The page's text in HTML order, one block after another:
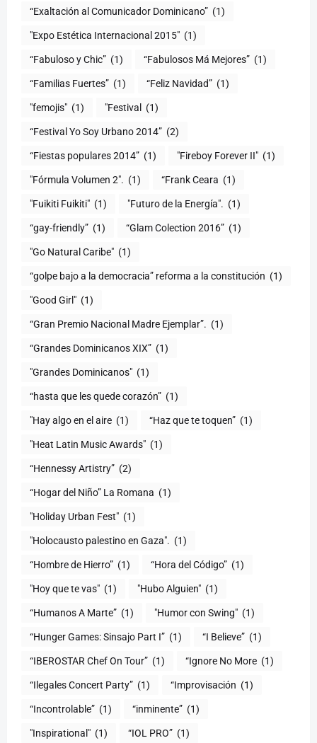
“Exaltación al Comunicador Dominicano” (1)
"Expo Estética Internacional 2015" (1)
“Fabuloso y Chic” (1) “Fabulosos Má Mejores” (1)
“Familias Fuertes” (1) “Feliz Navidad” (1)
"femojis" (1) "Festival (1)
“Festival Yo Soy Urbano 2014” (2)
“Fiestas populares 2014” (1) "Fireboy Forever II" (1)
"Fórmula Volumen 2". (1) “Frank Ceara (1)
"Fuikiti Fuikiti" (1) "Futuro de la Energía". (1)
“gay-friendly” (1) “Glam Colection 2016” (1)
"Go Natural Caribe" (1)
“golpe bajo a la democracia” reforma a la constitución (1)
"Good Girl" (1)
“Gran Premio Nacional Madre Ejemplar”. (1)
“Grandes Dominicanos XIX” (1)
"Grandes Dominicanos" (1)
(1)
"Hay algo en el aire (1) “Haz que te toquen” (1)
"Heat Latin Music Awards" (1)
“Hennessy Artistry” (2)
“Hogar del Niño” La Romana (1)
(1)
"Holocausto palestino en Gaza". (1)
“Hombre de Hierro” (1) (1)
"Hoy que te vas" (1) "Hubo Alguien" (1)
“Humanos A Marte” (1) "Humor con Swing" (1)
(1) “I Believe” (1)
“IBEROSTAR Chef On Tour” (1) “Ignore No More (1)
“Ilegales Concert Party” (1) “Improvisación (1)
“Incontrolable” (1) “inminente” (1)
"Inspirational" (1) “IOL PRO” (1)